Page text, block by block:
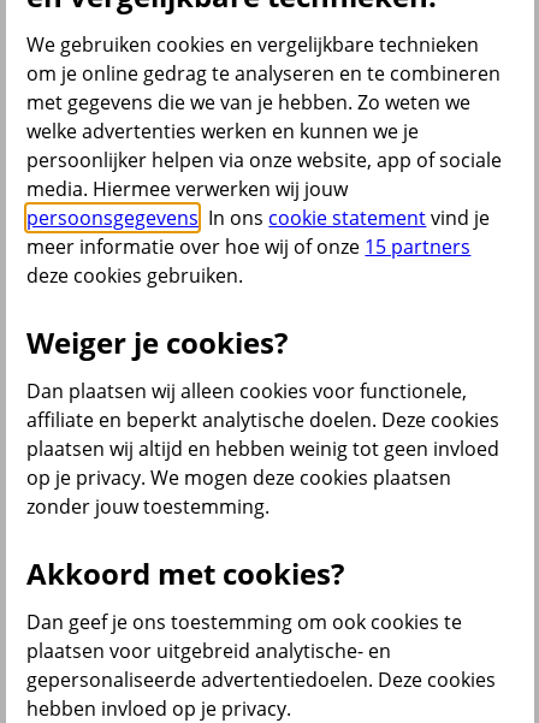
Bedrijfsschadeverzekering
Inventarisverzekering
Voorraadverzekering
Bedrijfsverzekeringen Pakket
Al onze bedrijfsverzekeringen
Zelf regelen
Schade melden
Gegevens aanpassen
terug
Inkomensverzekeringen
Arbeidsongeschiktheidsverzekering
Verzuimverzekering
MKB verzuim ontzorg-verzekering
WIA-verzekering
WIA-excedentverzekering
Al onze inkomensverzekeringen
Zelf regelen
Arbeidsongeschiktheid melden
Medewerker aan- of ziek melden
We gebruiken cookies en vergelijkbare technieken
om je online gedrag te analyseren en te combineren
met gegevens die we van je hebben. Zo weten we
welke advertenties werken en kunnen we je
persoonlijker helpen via onze website, app of sociale
media. Hiermee verwerken wij jouw
persoonsgegevens . In ons cookie statementvind je
meer informatie over hoe wij of onze 15 partners
deze cookies gebruiken.
Weiger je cookies?
Dan plaatsen wij alleen cookies voor functionele,
affiliate en beperkt analytische doelen. Deze cookies
plaatsen wij altijd en hebben weinig tot geen invloed
op je privacy. We mogen deze cookies plaatsen
zonder jouw toestemming.
Akkoord met cookies?
Dan geef je ons toestemming om ook cookies te
plaatsen voor uitgebreid analytische- en
gepersonaliseerde advertentiedoelen. Deze cookies
hebben invloed op je privacy.